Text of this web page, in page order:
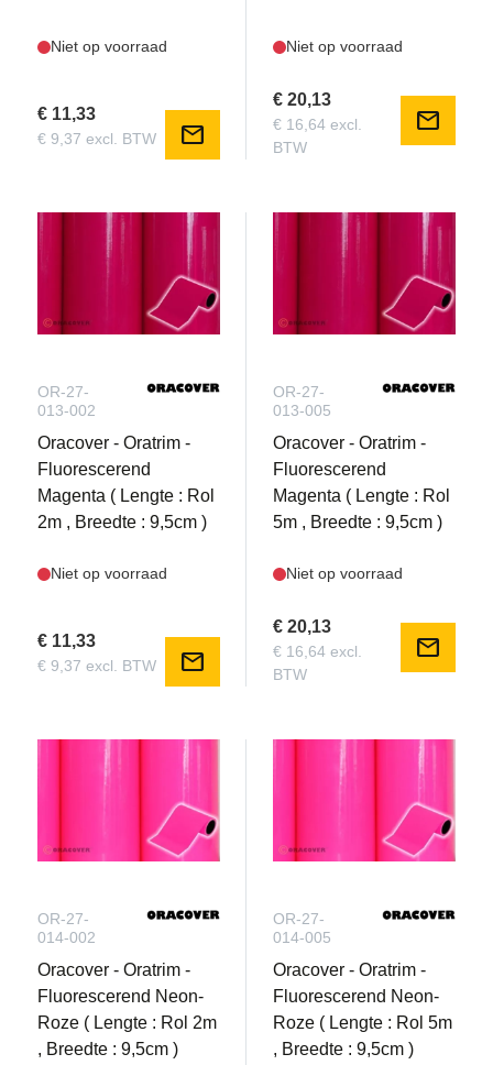
Niet op voorraad
€ 11,33
€ 9,37 excl. BTW mail
Niet op voorraad
€ 20,13
€ 16,64 excl.
BTW
mail
OR-27-
013-002
Oracover - Oratrim -
Fluorescerend
Magenta ( Lengte : Rol
2m , Breedte : 9,5cm )
Niet op voorraad
€ 11,33
€ 9,37 excl. BTW mail
OR-27-
013-005
Oracover - Oratrim -
Fluorescerend
Magenta ( Lengte : Rol
5m , Breedte : 9,5cm )
Niet op voorraad
€ 20,13
€ 16,64 excl.
BTW
mail
OR-27-
014-002
Oracover - Oratrim -
Fluorescerend Neon-
Roze ( Lengte : Rol 2m
, Breedte : 9,5cm )
OR-27-
014-005
Oracover - Oratrim -
Fluorescerend Neon-
Roze ( Lengte : Rol 5m
, Breedte : 9,5cm )